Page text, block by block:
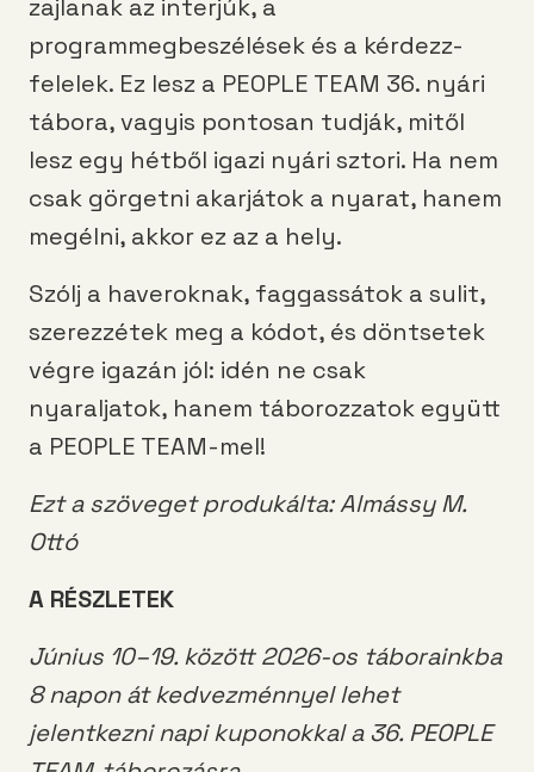
zajlanak az interjúk, a
programmegbeszélések és a kérdezz-
felelek. Ez lesz a PEOPLE TEAM 36. nyári
tábora, vagyis pontosan tudják, mitől
lesz egy hétből igazi nyári sztori. Ha nem
csak görgetni akarjátok a nyarat, hanem
megélni, akkor ez az a hely.
Szólj a haveroknak, faggassátok a sulit,
szerezzétek meg a kódot, és döntsetek
végre igazán jól: idén ne csak
nyaraljatok, hanem táborozzatok együtt
a PEOPLE TEAM-mel!
Ezt a szöveget produkálta: Almássy M.
Ottó
A RÉSZLETEK
Június 10–19. között 2026-os táborainkba
8 napon át kedvezménnyel lehet
jelentkezni napi kuponokkal a 36. PEOPLE